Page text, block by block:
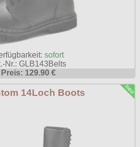
sofort
Nr.: GLB143Belts
Preis: 129.90 €
14Loch Boots